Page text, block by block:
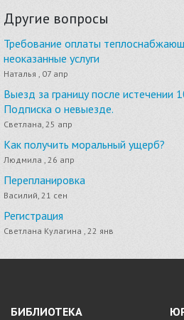
Другие вопросы
Требование оплаты
неоказанные услуги
Наталья , 07 апр
Выезд за границу после истечении
Подписка о невыезде.
Светлана, 25 апр
Как получить моральный ущерб?
Людмила , 26 апр
Перепланировка
Василий, 21 сен
Регистрация
Светлана Кулагина , 22 янв
БИБЛИОТЕКА